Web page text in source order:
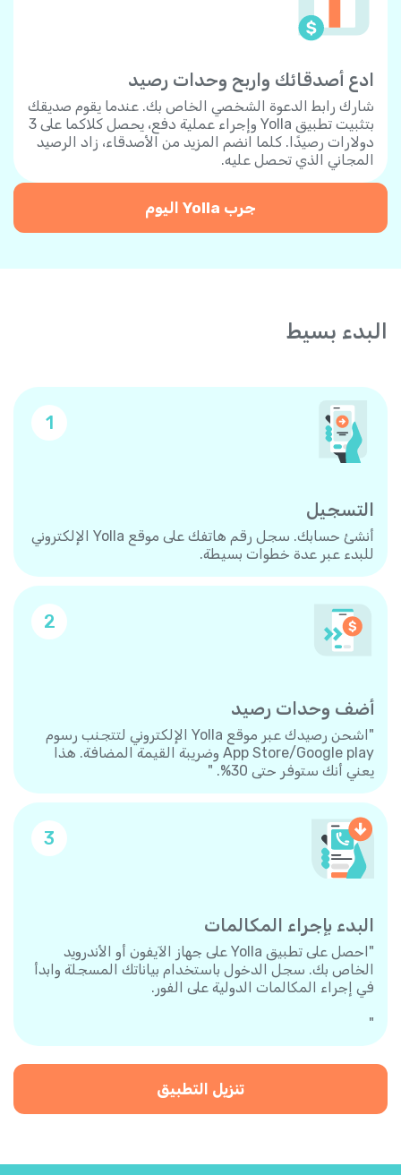
ادع أصدقائك واربح وحدات رصيد
شارك رابط الدعوة الشخصي الخاص بك. عندما يقوم صديقك
بتثبيت تطبيق Yolla وإجراء عملية دفع، يحصل كلاكما على 3
دولارات رصيدًا. كلما انضم المزيد من الأصدقاء، زاد الرصيد
المجاني الذي تحصل عليه.
جرب Yolla اليوم
البدء بسيط
1
التسجيل
أنشئ حسابك. سجل رقم هاتفك على موقع Yolla الإلكتروني
للبدء عبر عدة خطوات بسيطة.
2
أضف وحدات رصيد
"اشحن رصيدك عبر موقع Yolla الإلكتروني لتتجنب رسوم
App Store/Google play وضريبة القيمة المضافة. هذا
يعني أنك ستوفر حتى 30%. "
3
البدء بإجراء المكالمات
"احصل على تطبيق Yolla على جهاز الآيفون أو الأندرويد
الخاص بك. سجل الدخول باستخدام بياناتك المسجلة وابدأ
في إجراء المكالمات الدولية على الفور.
"
تنزيل التطبيق